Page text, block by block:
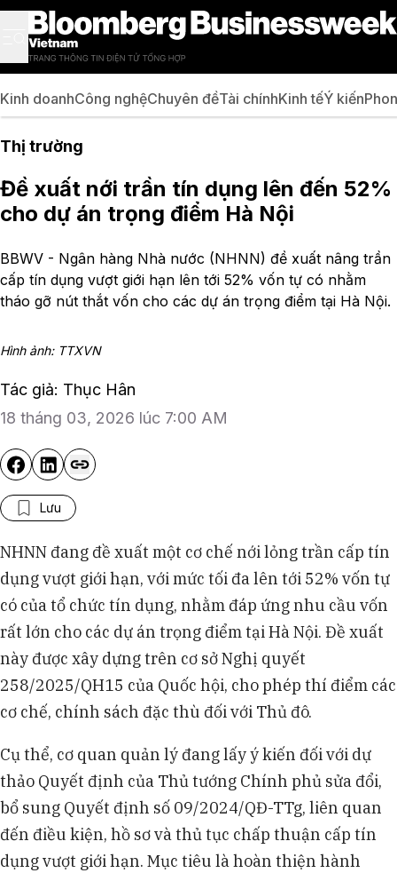
Kinh doanhCông nghệChuyên đềTài chínhKinh tếÝ kiến
Thị trường
Đề xuất nới trần tín dụng lên đến 52%
cho dự án trọng điểm Hà Nội
BBWV - Ngân hàng Nhà nước (NHNN) đề xuất nâng trần
cấp tín dụng vượt giới hạn lên tới 52% vốn tự có nhằm
tháo gỡ nút thắt vốn cho các dự án trọng điểm tại Hà Nội.
Hình ảnh: TTXVN
Tác giả: Thục Hân
18 tháng 03, 2026 lúc 7:00 AM
Lưu
NHNN đang đề xuất một cơ chế nới lỏng trần cấp tín
dụng vượt giới hạn, với mức tối đa lên tới 52% vốn tự
có của tổ chức tín dụng, nhằm đáp ứng nhu cầu vốn
rất lớn cho các dự án trọng điểm tại Hà Nội. Đề xuất
này được xây dựng trên cơ sở Nghị quyết
258/2025/QH15 của Quốc hội, cho phép thí điểm các
cơ chế, chính sách đặc thù đối với Thủ đô.
Cụ thể, cơ quan quản lý đang lấy ý kiến đối với dự
thảo Quyết định của Thủ tướng Chính phủ sửa đổi,
bổ sung Quyết định số 09/2024/QĐ-TTg, liên quan
đến điều kiện, hồ sơ và thủ tục chấp thuận cấp tín
dụng vượt giới hạn. Mục tiêu là hoàn thiện hành